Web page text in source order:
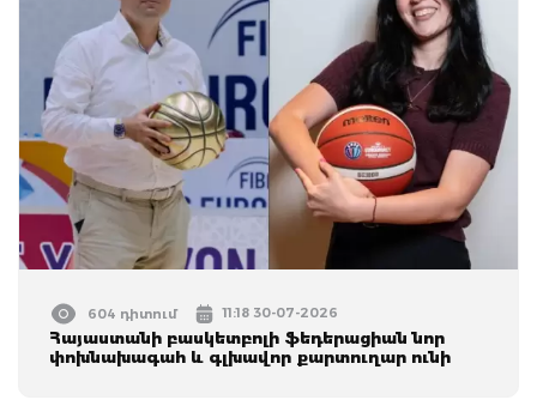
604 դիտում 11:18 30-07-2026
Հայաստանի բասկետբոլի ֆեդերացիան նոր
փոխնախագահ և գլխավոր քարտուղար ունի